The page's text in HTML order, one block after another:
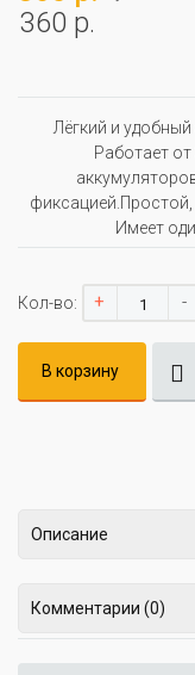
360 р.
Лёгкий и
Работает
Имеет
Кол-во: + -
В корзину
Описание
Комментарии (0)